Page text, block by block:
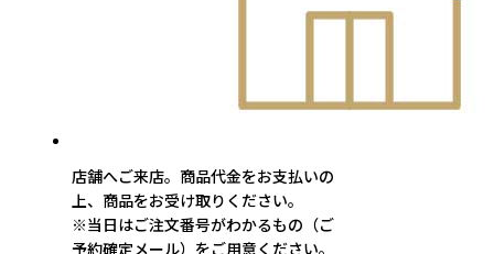
店舗へご来店。商品代金をお支払いの
上、商品をお受け取りください。
※当日はご注文番号がわかるもの（ご
予約確定メール）をご用意ください。